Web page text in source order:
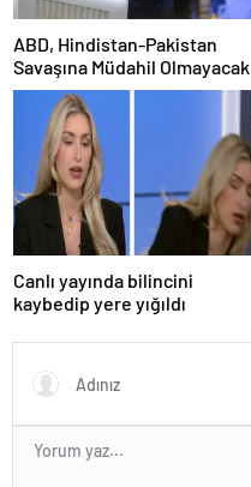
ABD, Hindistan-Pakistan
Savaşına Müdahil Olmayacak
Canlı yayında bilincini
kaybedip yere yığıldı